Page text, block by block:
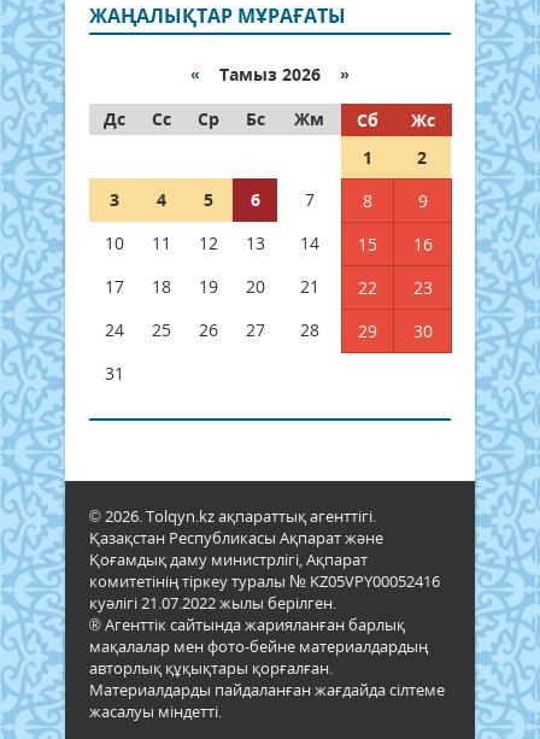
ЖАҢАЛЫҚТАР МҰРАҒАТЫ
« Тамыз 2026 »
Дс
Сс Ср Бс Жм Сб
Жс
1
2
3
4 5 6 7 8
9
10
11 12 13 14 15
16
17
18 19 20 21 22
23
24
25 26 27 28 29
30
31
© 2026. Tolqyn.kz ақпараттық агенттігі.
Қазақстан Республикасы Ақпарат және
Қоғамдық даму министрлігі, Ақпарат
комитетінің тіркеу туралы № KZ05VPY00052416
куәлігі 21.07.2022 жылы берілген.
® Агенттік сайтында жарияланған барлық
мақалалар мен фото-бейне материалдардың
авторлық құқықтары қорғалған.
Материалдарды пайдаланған жағдайда сілтеме
жасалуы міндетті.